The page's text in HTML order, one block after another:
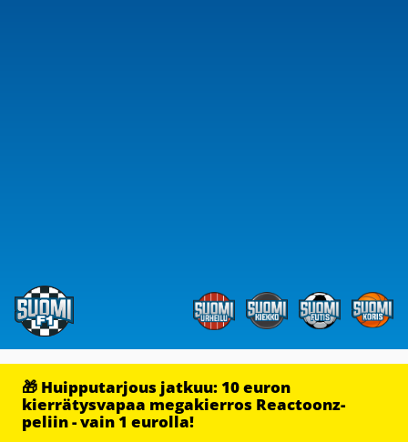
🎁 Huipputarjous jatkuu: 10 euron
kierrätysvapaa megakierros Reactoonz-
peliin - vain 1 eurolla!